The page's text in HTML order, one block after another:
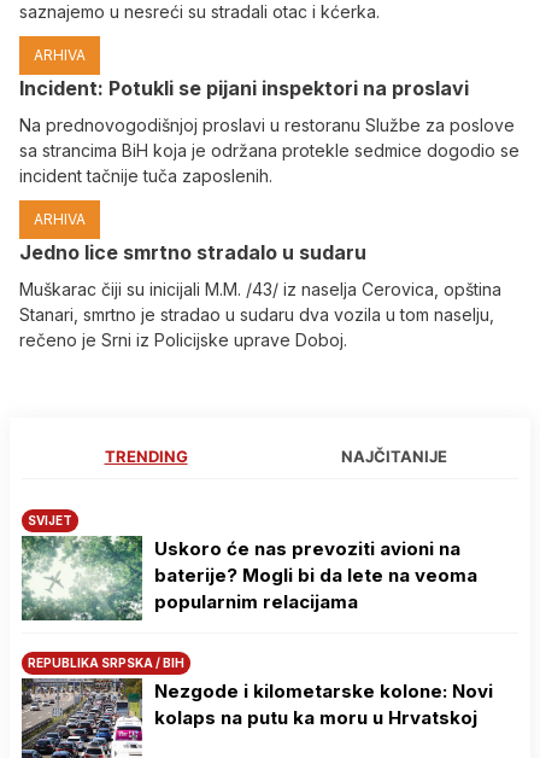
saznajemo u nesreći su stradali otac i kćerka.
ARHIVA
Incident: Potukli se pijani inspektori na proslavi
Na prednovogodišnjoj proslavi u restoranu Službe za poslove
sa strancima BiH koja je održana protekle sedmice dogodio se
incident tačnije tuča zaposlenih.
ARHIVA
Јedno lice smrtno stradalo u sudaru
Muškarac čiji su inicijali M.M. /43/ iz naselja Cerovica, opština
Stanari, smrtno je stradao u sudaru dva vozila u tom naselju,
rečeno je Srni iz Policijske uprave Doboj.
TRENDING NAJČITANIJE
SVIJET
Uskoro će nas prevoziti avioni na
baterije? Mogli bi da lete na veoma
popularnim relacijama
REPUBLIKA SRPSKA / BIH
Nezgode i kilometarske kolone: Novi
kolaps na putu ka moru u Hrvatskoj